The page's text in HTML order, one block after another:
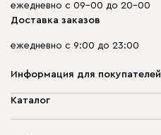
ежедневно с 09-00 до 20-00
Доставка заказов
ежедневно с 9:00 до 23:00
Информация для покупателей
О компании
Каталог